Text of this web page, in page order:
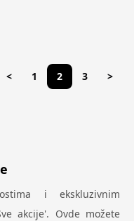
< 1 2 3 >
i ekskluzivnim
akcije'. Ovde možete